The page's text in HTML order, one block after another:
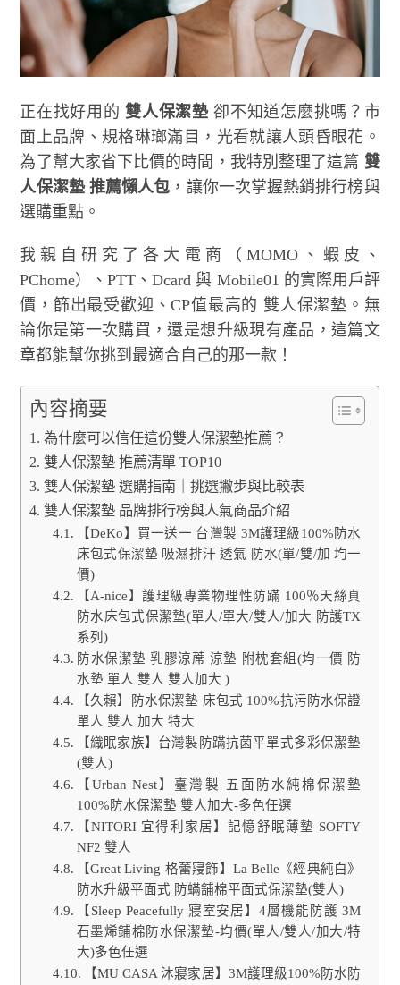
正在找好用的雙人保潔墊 卻不知道怎麼挑嗎？市
面上品牌、規格琳瑯滿目，光看就讓人頭昏眼花。
為了幫大家省下比價的時間，我特別整理了這篇 雙
人保潔墊 推薦懶人包 ，讓你一次掌握熱銷排行榜與
選購重點。
我親自研究了各大電商（MOMO、蝦皮、
PChome）、PTT、Dcard 與 Mobile01 的實際用戶評
價，篩出最受歡迎、CP值最高的 雙人保潔墊。無
論你是第一次購買，還是想升級現有產品，這篇文
章都能幫你挑到最適合自己的那一款！
內容摘要
為什麼可以信任這份雙人保潔墊推薦？
雙人保潔墊 推薦清單 TOP10
雙人保潔墊 選購指南｜挑選撇步與比較表
雙人保潔墊 品牌排行榜與人氣商品介紹
【DeKo】買一送一 台灣製 3M護理級100%防水
床包式保潔墊 吸濕排汗 透氣 防水(單/雙/加 均一
價)
【A-nice】護理級專業物理性防蹣 100％天絲真
防水床包式保潔墊(單人/單大/雙人/加大 防護TX
系列)
防水保潔墊 乳膠涼蓆 涼墊 附枕套組(均一價 防
水墊 單人 雙人 雙人加大 )
【久賴】防水保潔墊 床包式 100%抗污防水保證
單人 雙人 加大 特大
【織眠家族】台灣製防蹣抗菌平單式多彩保潔墊
(雙人)
【Urban Nest】臺灣製 五面防水純棉保潔墊
100%防水保潔墊 雙人加大-多色任選
【NITORI 宜得利家居】記憶舒眠薄墊 SOFTY
NF2 雙人
【Great Living 格蕾寢飾】La Belle《經典純白》
防水升級平面式 防蟎舖棉平面式保潔墊(雙人)
【Sleep Peacefully 寢室安居】4層機能防護 3M
石墨烯鋪棉防水保潔墊-均價(單人/雙人/加大/特
大)多色任選
【MU CASA 沐寢家居】3M護理級100%防水防